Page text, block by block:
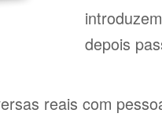
depois
reais com